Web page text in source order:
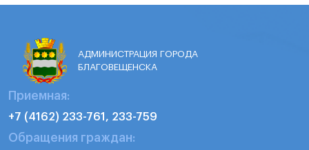
АДМИНИСТРАЦИЯ ГОРОДА
БЛАГОВЕЩЕНСКА
Приемная:
+7 (4162) 233-761, 233-759
Обращения граждан: